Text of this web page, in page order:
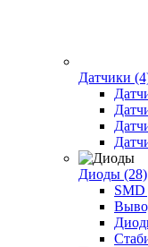
Датчики
Диоды (28)